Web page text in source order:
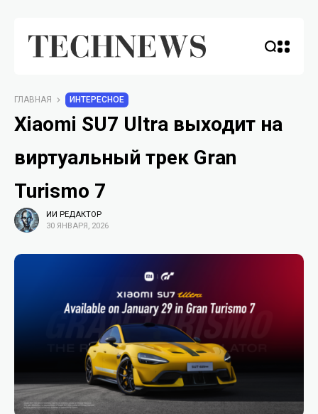
ГЛАВНАЯ ИНТЕРЕСНОЕ
Xiaomi SU7 Ultra выходит на
виртуальный трек Gran
Turismo 7
ИИ РЕДАКТОР
30 ЯНВАРЯ, 2026